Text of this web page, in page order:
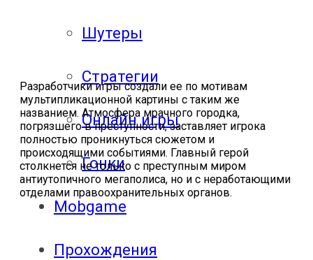
Шутеры
Стратегии
Онлайн игры
Гонки
Mobgame
Прохождения
Разработчики игры создали ее по мотивам
мультипликационной картины с таким же
названием. Атмосфера мрачного городка,
погрязшего в преступности, заставляет игрока
полностью проникнуться сюжетом и
происходящими событиями. Главный герой
столкнется не только с преступным миром
антиутопичного мегаполиса, но и с неработающими
отделами правоохранительных органов.